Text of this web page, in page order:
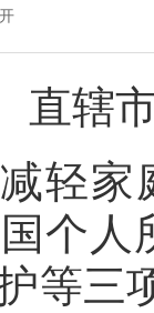
直辖
家庭
国个
等三